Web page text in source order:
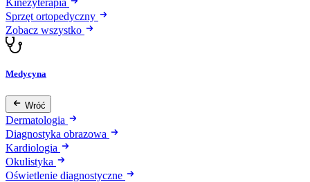
Kinezyterapia
Sprzęt ortopedyczny
Zobacz wszystko
Medycyna
Wróć
Dermatologia
Diagnostyka obrazowa
Kardiologia
Okulistyka
Oświetlenie diagnostyczne